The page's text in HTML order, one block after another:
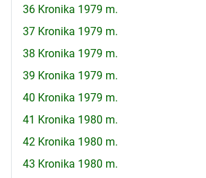
36 Kronika 1979 m.
37 Kronika 1979 m.
38 Kronika 1979 m.
39 Kronika 1979 m.
40 Kronika 1979 m.
41 Kronika 1980 m.
42 Kronika 1980 m.
43 Kronika 1980 m.